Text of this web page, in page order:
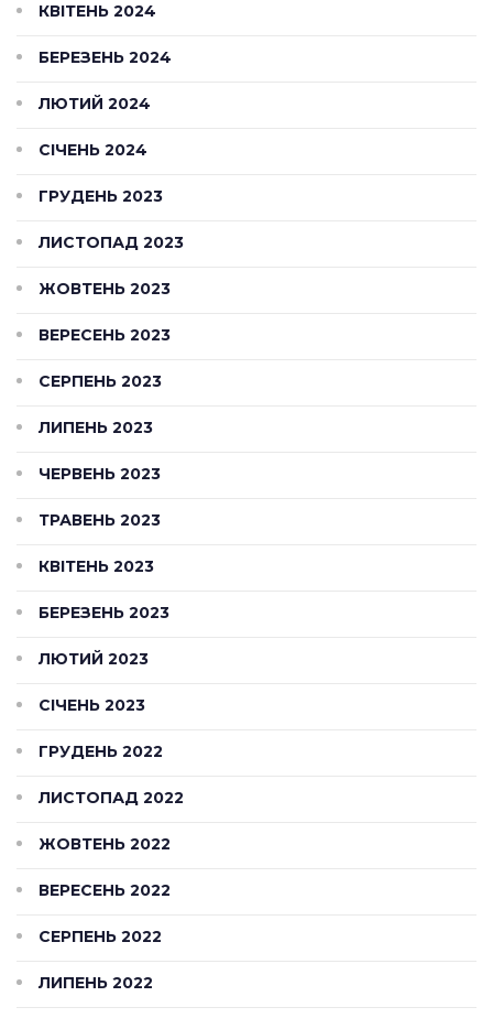
КВІТЕНЬ 2024
БЕРЕЗЕНЬ 2024
ЛЮТИЙ 2024
СІЧЕНЬ 2024
ГРУДЕНЬ 2023
ЛИСТОПАД 2023
ЖОВТЕНЬ 2023
ВЕРЕСЕНЬ 2023
СЕРПЕНЬ 2023
ЛИПЕНЬ 2023
ЧЕРВЕНЬ 2023
ТРАВЕНЬ 2023
КВІТЕНЬ 2023
БЕРЕЗЕНЬ 2023
ЛЮТИЙ 2023
СІЧЕНЬ 2023
ГРУДЕНЬ 2022
ЛИСТОПАД 2022
ЖОВТЕНЬ 2022
ВЕРЕСЕНЬ 2022
СЕРПЕНЬ 2022
ЛИПЕНЬ 2022